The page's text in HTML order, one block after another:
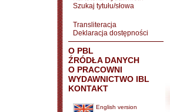
Szukaj tytułu/słowa
Transliteracja
Deklaracja dostępności
O PBL
ŹRÓDŁA DANYCH
O PRACOWNI
WYDAWNICTWO IBL
KONTAKT
English version